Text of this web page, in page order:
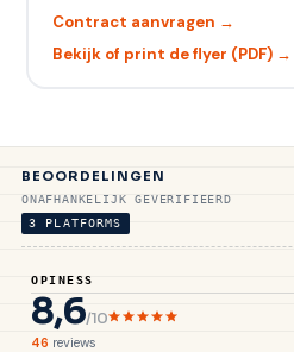
Contract aanvragen →
Bekijk of print de flyer (PDF) →
BEOORDELINGEN
ONAFHANKELIJK GEVERIFIEERD
3 PLATFORMS
OPINESS
8,6/10
46 reviews